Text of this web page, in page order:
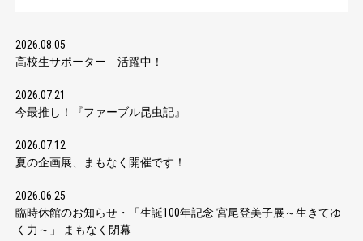
2026.08.05
高校生サポーター 活躍中！
2026.07.21
今最推し！『ファーブル昆虫記』
2026.07.12
夏の企画展、まもなく開催です！
2026.06.25
臨時休館のお知らせ・「生誕100年記念 宮尾登美子展～生きてゆ
く力～」 まもなく閉幕